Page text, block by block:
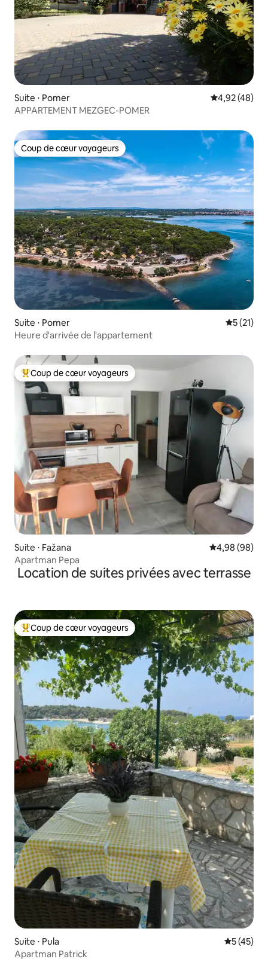
Suite ⋅ Pomer Évaluation
4,92 (48)
APPARTEMENT MEZGEC-POMER
Coup de cœur voyageurs
Coup de cœur voyageurs
Suite ⋅ Pomer
5 (21)
Heure d'arrivée de l'appartement
Coups de cœur voyageurs les plus appréciés
Coup de cœur voyageurs
Suite ⋅ Fažana Évaluation
4,98 (98)
Apartman Pepa
Location de suites privées avec terrasse
Coups de cœur voyageurs les plus appréciés
Coup de cœur voyageurs
Suite ⋅ Pula
5 (45)
Apartman Patrick